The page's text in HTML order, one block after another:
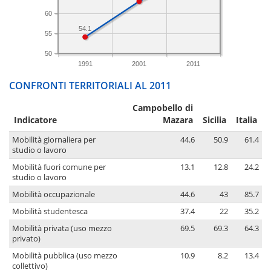
1991 2001 2011
50
55
60
54.1
CONFRONTI TERRITORIALI AL 2011
Indicatore
Campobello di
Mazara
Sicilia Italia
Mobilità giornaliera per
studio o lavoro
44.6 50.9 61.4
Mobilità fuori comune per
studio o lavoro
13.1 12.8 24.2
Mobilità occupazionale 44.6 43
85.7
Mobilità studentesca
37.4 22
35.2
Mobilità privata (uso mezzo
privato)
69.5 69.3 64.3
Mobilità pubblica (uso mezzo
collettivo)
10.9 8.2 13.4